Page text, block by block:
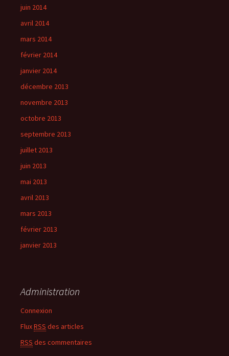
juin 2014
avril 2014
mars 2014
février 2014
janvier 2014
décembre 2013
novembre 2013
octobre 2013
septembre 2013
juillet 2013
juin 2013
mai 2013
avril 2013
mars 2013
février 2013
janvier 2013
Administration
Connexion
FluxRSS des articles
RSS des commentaires